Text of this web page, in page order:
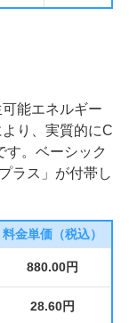
能エネルギー
り、実質的にC
す。ベーシック
ラス」が付帯し
料金単価（税込）
880.00円
28.60円